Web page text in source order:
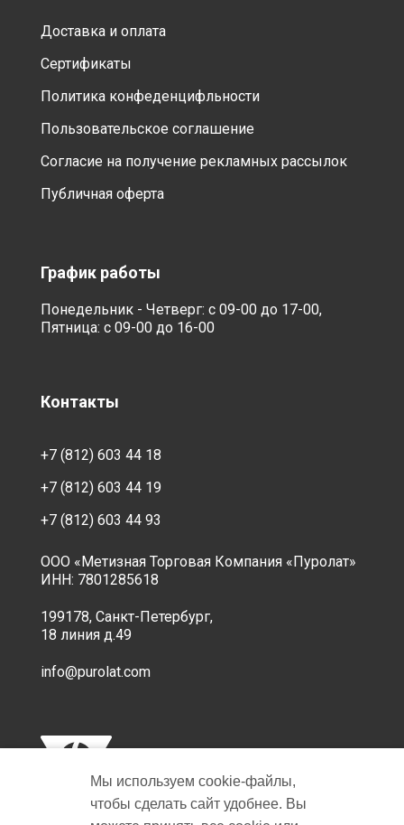
Доставка и оплата
Сертификаты
Политика конфеденцифльности
Пользовательское соглашение
Согласие на получение рекламных рассылок
Публичная оферта
График работы
Понедельник - Четверг: с 09-00 до 17-00,
Пятница: с 09-00 до 16-00
Контакты
+7 (812) 603 44 18
+7 (812) 603 44 19
+7 (812) 603 44 93
ООО «Метизная Торговая Компания «Пуролат»
ИНН: 7801285618
199178, Санкт-Петербург,
18 линия д.49
info@purolat.com
Мы используем cookie‑файлы,
чтобы сделать сайт удобнее. Вы